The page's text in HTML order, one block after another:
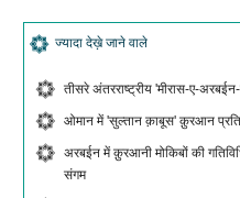
ज्यादा देख़े जाने वाले
तीसरे अंतरराष्ट्रीय 'मीरास-ए-
ओमान में 'सुल्तान क़ाबूस' क़ुरआन
अरबईन में क़ुरआनी मोकिबों की
संगम